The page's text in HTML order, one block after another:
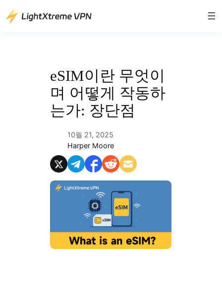
텐
eSIM이란 무엇이
며 어떻게 작동하
는가: 장단점
10월 21, 2025
Harper Moore